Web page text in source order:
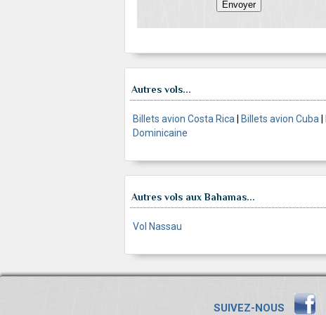
Autres vols...
Billets avion Costa Rica Billets avion Cuba
Dominicaine
Autres vols aux Bahamas...
Vol Nassau
SUIVEZ-NOUS